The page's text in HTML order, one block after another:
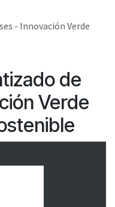
- Innovación Verde
de
Verde